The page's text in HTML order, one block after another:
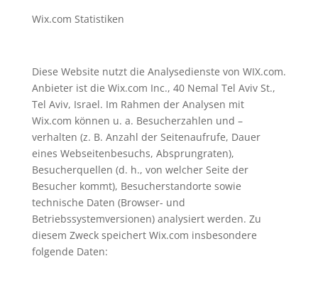
Wix.com Statistiken
Diese Website nutzt die Analysedienste von WIX.com.
Anbieter ist die Wix.com Inc., 40 Nemal Tel Aviv St.,
Tel Aviv, Israel. Im Rahmen der Analysen mit
Wix.com können u. a. Besucherzahlen und –
verhalten (z. B. Anzahl der Seitenaufrufe, Dauer
eines Webseitenbesuchs, Absprungraten),
Besucherquellen (d. h., von welcher Seite der
Besucher kommt), Besucherstandorte sowie
technische Daten (Browser- und
Betriebssystemversionen) analysiert werden. Zu
diesem Zweck speichert Wix.com insbesondere
folgende Daten: